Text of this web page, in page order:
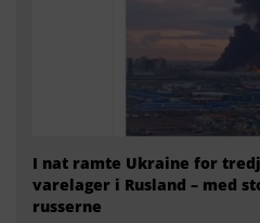
I nat ramte Ukraine for
varelager i Rusland – med
russerne